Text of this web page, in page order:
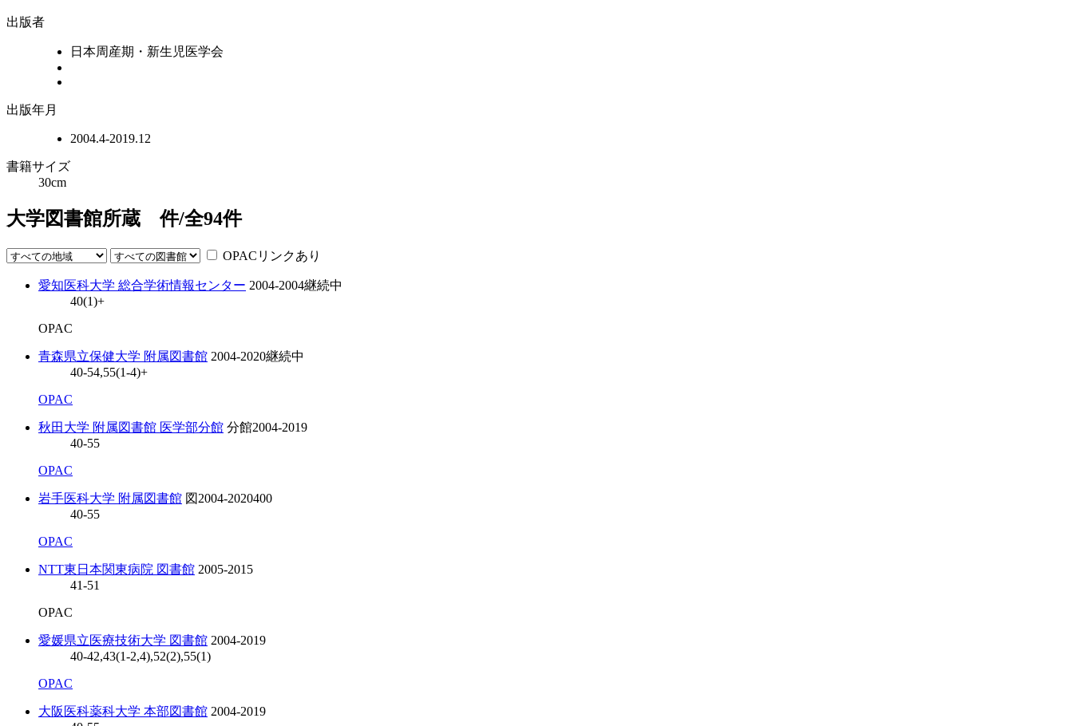
出版者
日本周産期・新生児医学会
出版年月
2004.4-2019.12
書籍サイズ
30cm
大学図書館所蔵 件/全94件
OPACリンクあり
愛知医科大学 総合学術情報センター 2004-2004継続中
40(1)+
OPAC
青森県立保健大学 附属図書館 2004-2020継続中
40-54,55(1-4)+
OPAC
秋田大学 附属図書館 医学部分館 分館2004-2019
40-55
OPAC
岩手医科大学 附属図書館 図 2004-2020400
40-55
OPAC
NTT東日本関東病院 図書館 2005-2015
41-51
OPAC
愛媛県立医療技術大学 図書館 2004-2019
40-42,43(1-2,4),52(2),55(1)
OPAC
大阪医科薬科大学 本部図書館 2004-2019